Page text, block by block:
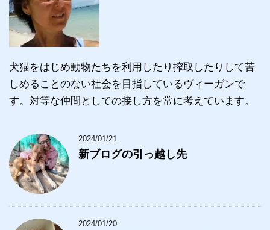
犬猫をはじめ動物たちを利用したり搾取したりして苦
しめることのない社会を目指しているヴィーガンで
す。対等な仲間としての接し方を常に考えています。
2024/01/21
新ブログの引っ越し先
2024/01/20